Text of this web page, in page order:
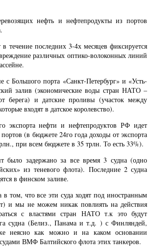
нефть и нефтепродукты из портов
течение последних 3-4х месяцев фиксируется
различных оптико-волоконных линий
с Большого порта «Санкт-Петербург» и «Усть-
залив (экономические воды стран НАТО –
берега) и датские проливы (участок между
входят в датское королевство).
экспорта нефти и нефтепродуктов РФ идет
(в бюджете 24го года доходы от экспорта
при всем бюджете в 35 трлн. То есть 33%).
было задержано за все время 3 судна (одно
из теневого флота). Последние 2 судна
в финском заливе.
том, что все эти суда ходят под иностранным
и мы не можем никак повлиять на действия
с властями стран НАТО т.к это будут
судна (Белиз., Панама и т.д. ) с Финляндей,
неясно как можно и на каком основании
ВМФ Балтийского флота этих танкеров.